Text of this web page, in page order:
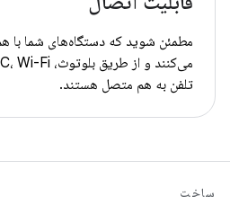
مطمئن شوید که دستگاه‌های شما با
تلفن به هم متصل هستند.
ساخت